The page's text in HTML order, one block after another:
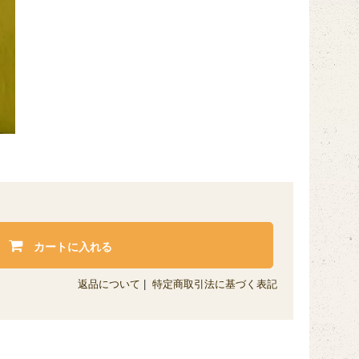
カートに入れる
返品について 特定商取引法に基づく表記